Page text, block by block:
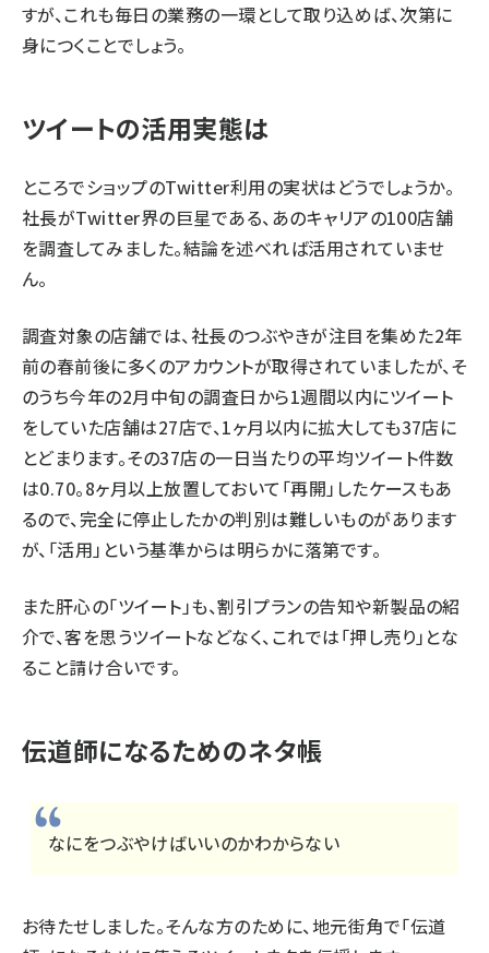
すが、これも毎日の業務の一環として取り込めば、次第に
身につくことでしょう。
ツイートの活用実態は
ところでショップのTwitter利用の実状はどうでしょうか。
社長がTwitter界の巨星である、あのキャリアの100店舗
を調査してみました。結論を述べれば活用されていませ
ん。
調査対象の店舗では、社長のつぶやきが注目を集めた2年
前の春前後に多くのアカウントが取得されていましたが、そ
のうち今年の2月中旬の調査日から1週間以内にツイート
をしていた店舗は27店で、1ヶ月以内に拡大しても37店に
とどまります。その37店の一日当たりの平均ツイート件数
は0.70。8ヶ月以上放置しておいて「再開」したケースもあ
るので、完全に停止したかの判別は難しいものがあります
が、「活用」という基準からは明らかに落第です。
また肝心の「ツイート」も、割引プランの告知や新製品の紹
介で、客を思うツイートなどなく、これでは「押し売り」とな
ること請け合いです。
伝道師になるためのネタ帳
なにをつぶやけばいいのかわからない
お待たせしました。そんな方のために、地元街角で「伝道